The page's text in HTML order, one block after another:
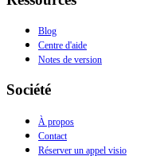
Blog
Centre d'aide
Notes de version
Société
À propos
Contact
Réserver un appel visio